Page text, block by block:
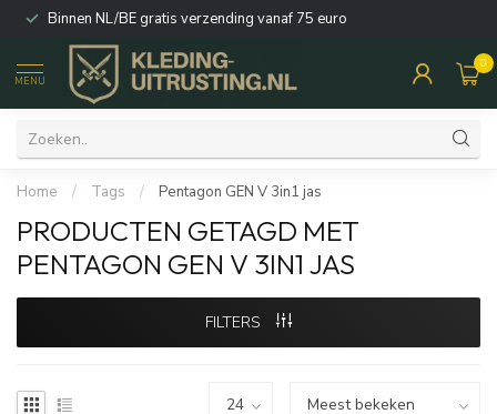
Binnen NL/BE gratis verzending vanaf 75 euro
MENU
0
Home / Tags / Pentagon GEN V 3in1 jas
PRODUCTEN GETAGD MET
PENTAGON GEN V 3IN1 JAS
FILTERS